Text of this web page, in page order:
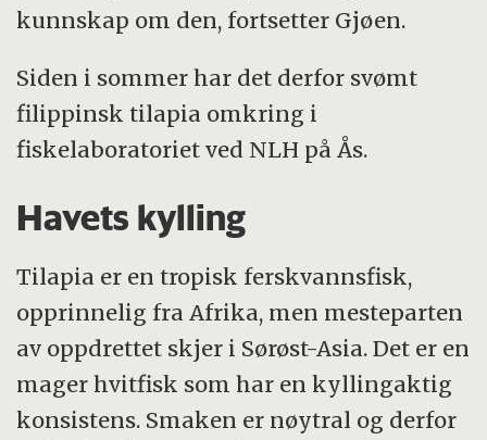
kunnskap om den, fortsetter Gjøen.
Siden i sommer har det derfor svømt
filippinsk tilapia omkring i
fiskelaboratoriet ved NLH på Ås.
Havets kylling
Tilapia er en tropisk ferskvannsfisk,
opprinnelig fra Afrika, men mesteparten
av oppdrettet skjer i Sørøst-Asia. Det er en
mager hvitfisk som har en kyllingaktig
konsistens. Smaken er nøytral og derfor